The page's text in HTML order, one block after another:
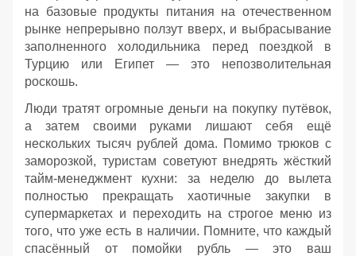
на базовые продукты питания на отечественном
рынке непрерывно ползут вверх, и выбрасывание
заполненного холодильника перед поездкой в
Турцию или Египет — это непозволительная
роскошь.
Люди тратят огромные деньги на покупку путёвок,
а затем своими руками лишают себя ещё
нескольких тысяч рублей дома. Помимо трюков с
заморозкой, туристам советуют внедрять жёсткий
тайм-менеджмент кухни: за неделю до вылета
полностью прекращать хаотичные закупки в
супермаркетах и переходить на строгое меню из
того, что уже есть в наличии. Помните, что каждый
спасённый от помойки рубль — это ваш